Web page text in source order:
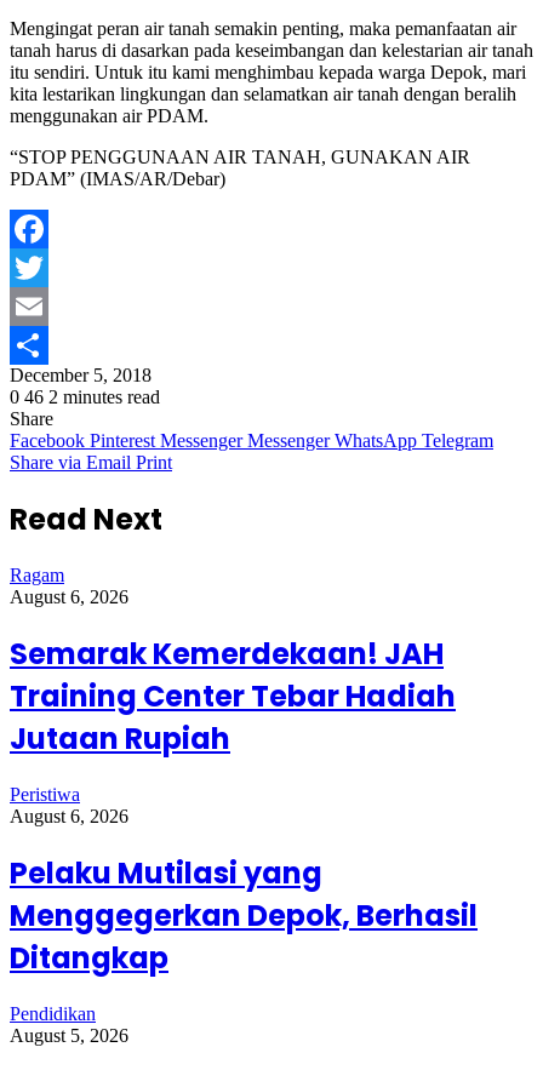
Mengingat peran air tanah semakin penting, maka pemanfaatan air
tanah harus di dasarkan pada keseimbangan dan kelestarian air tanah
itu sendiri. Untuk itu kami menghimbau kepada warga Depok, mari
kita lestarikan lingkungan dan selamatkan air tanah dengan beralih
menggunakan air PDAM.
“STOP PENGGUNAAN AIR TANAH, GUNAKAN AIR
PDAM” (IMAS/AR/Debar)
Facebook
Twitter
Email
Share
December 5, 2018
0 46 2 minutes read
Share
Facebook Pinterest Messenger Messenger WhatsApp Telegram
Share via Email Print
Read Next
Ragam
August 6, 2026
Semarak Kemerdekaan! JAH
Training Center Tebar Hadiah
Jutaan Rupiah
Peristiwa
August 6, 2026
Pelaku Mutilasi yang
Menggegerkan Depok, Berhasil
Ditangkap
Pendidikan
August 5, 2026